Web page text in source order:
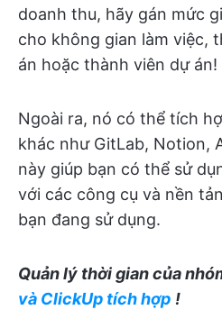
doanh thu, hãy gán mức
cho không gian làm việc,
án hoặc thành viên dự án!
Ngoài ra, nó có thể tích
khác như GitLab, Notion,
này giúp bạn có thể sử
với các công cụ và nền
bạn đang sử dụng.
Quản lý thời gian của
và ClickUp tích hợp !